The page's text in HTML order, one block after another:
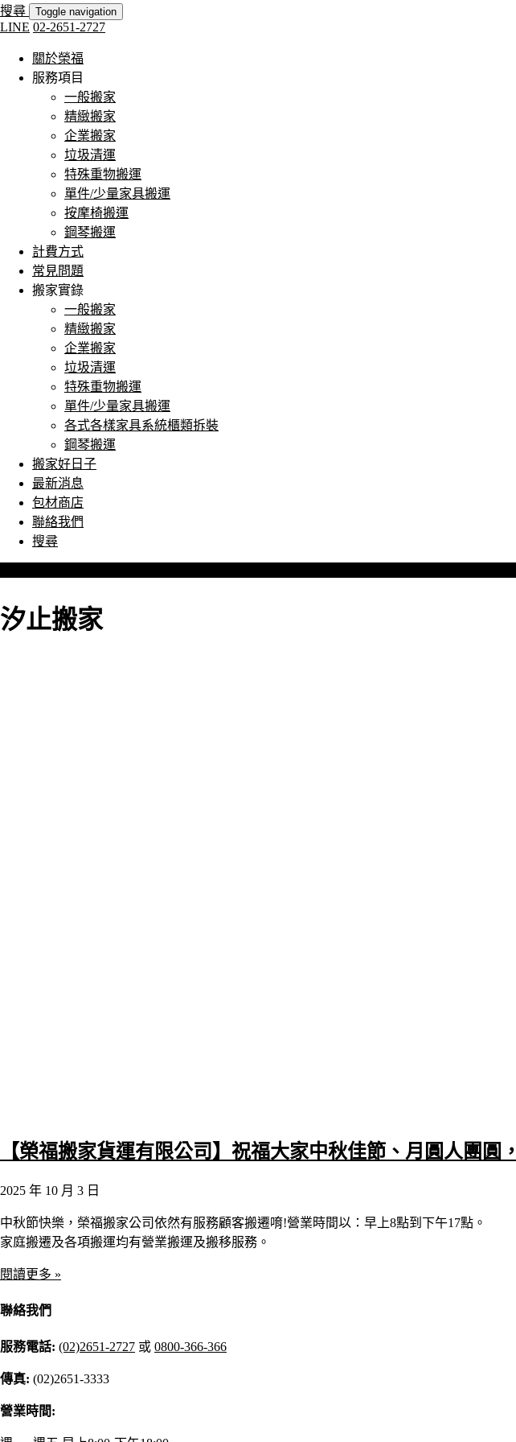
搜尋 Toggle navigation
LINE 02-2651-2727
關於榮福
服務項目
一般搬家
精緻搬家
企業搬家
垃圾清運
特殊重物搬運
單件/少量家具搬運
按摩椅搬運
鋼琴搬運
計費方式
常見問題
搬家實錄
一般搬家
精緻搬家
企業搬家
垃圾清運
特殊重物搬運
單件/少量家具搬運
各式各樣家具系統櫃類拆裝
鋼琴搬運
搬家好日子
最新消息
包材商店
聯絡我們
搜尋
汐止搬家
【榮福搬家貨運有限公司】祝福大家中秋佳節、月圓人團圓
2025 年 10 月 3 日
中秋節快樂，榮福搬家公司依然有服務顧客搬遷唷!營業時間以：早上8點到下午17點。
家庭搬遷及各項搬運均有營業搬運及搬移服務。
閱讀更多 »
聯絡我們
服務電話: (02)2651-2727 或 0800-366-366
傳真: (02)2651-3333
營業時間: